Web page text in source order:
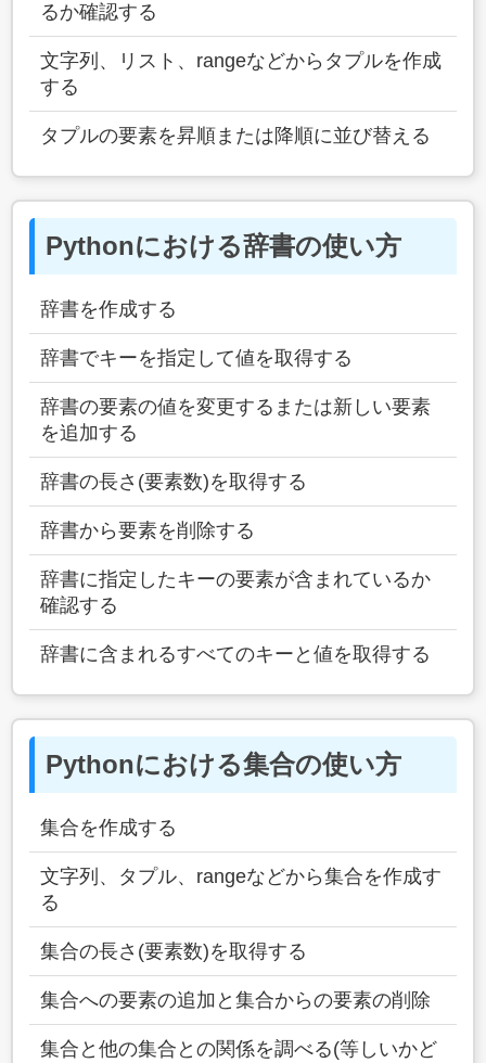
るか確認する
文字列、リスト、rangeなどからタプルを作成
する
タプルの要素を昇順または降順に並び替える
Pythonにおける辞書の使い方
辞書を作成する
辞書でキーを指定して値を取得する
辞書の要素の値を変更するまたは新しい要素
を追加する
辞書の長さ(要素数)を取得する
辞書から要素を削除する
辞書に指定したキーの要素が含まれているか
確認する
辞書に含まれるすべてのキーと値を取得する
Pythonにおける集合の使い方
集合を作成する
文字列、タプル、rangeなどから集合を作成す
る
集合の長さ(要素数)を取得する
集合への要素の追加と集合からの要素の削除
集合と他の集合との関係を調べる(等しいかど